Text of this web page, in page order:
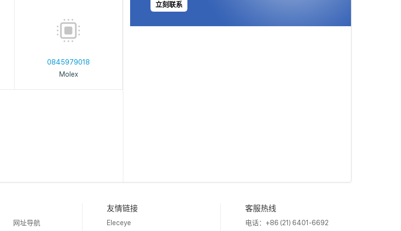
0845979018
Molex
立刻联系
网址导航
友情链接
Eleceye
客服热线
电话：+86 (21) 6401-6692